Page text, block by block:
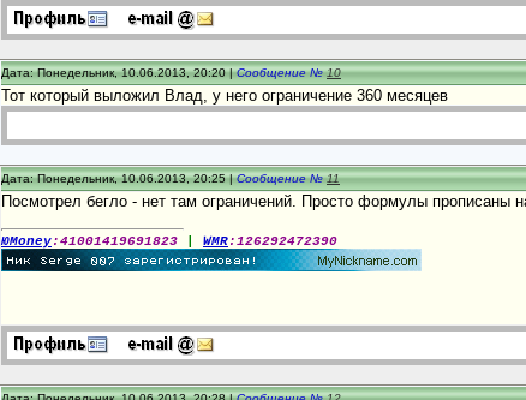
Дата: Понедельник, 10.06.2013, 20:20 |Сообщение №10
Тот который выложил Влад, у него ограничение 360 месяцев
Дата: Понедельник, 10.06.2013, 20:25 |Сообщение №11
Посмотрел бегло - нет там ограничений. Просто формулы прописаны
ЮMoney:41001419691823 WMR:126292472390